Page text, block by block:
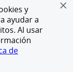
y
ayudar a
Al usar
de